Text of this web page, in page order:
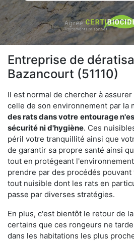
Entreprise de
Bazancourt (51110)
Il est normal de chercher à
celle de son environnement par la
des rats dans votre entourage
sécurité ni d'hygiène. Ces
péril votre tranquillité ainsi que
de garantir sa propre santé ainsi
tout en protégeant
prendre par des procédés
tout nuisible dont les rats en
passe par diverses stratégies.
En plus, c'est bientôt le retour de
certains que ces rongeurs ne
dans les habitations les plus